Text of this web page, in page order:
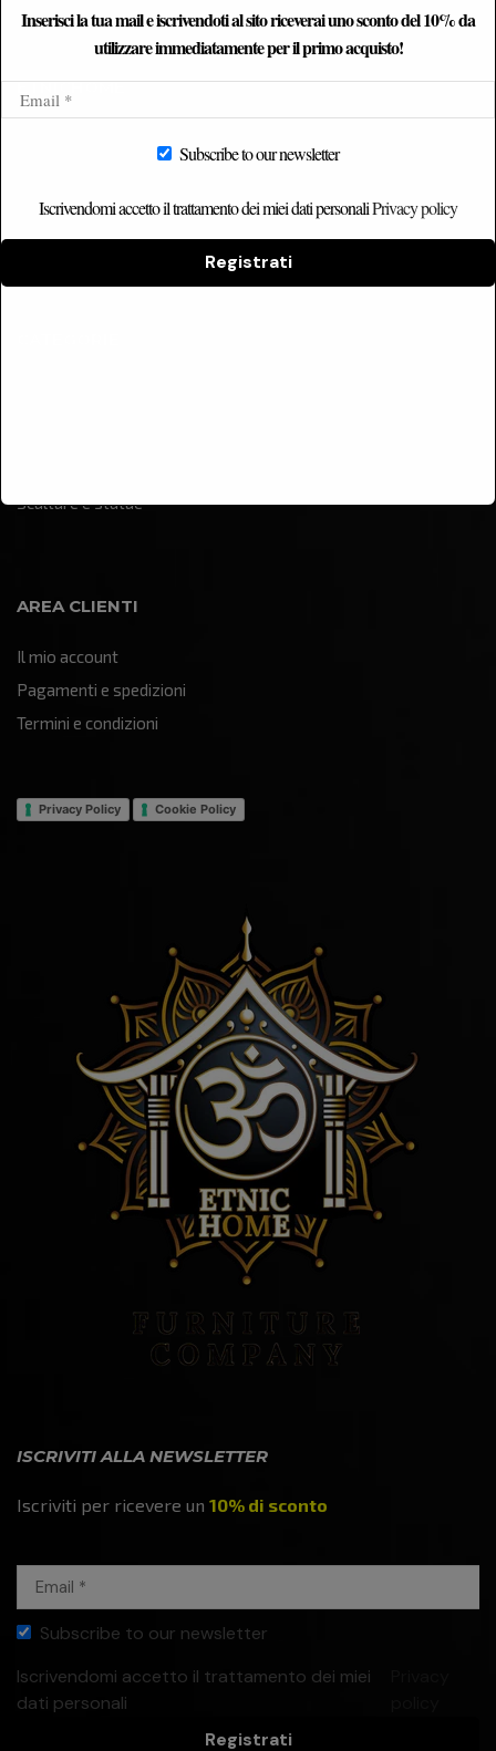
ETNICHOME
Catalogo
Contatti
Sculture e statue
AREA CLIENTI
Il mio account
Pagamenti e spedizioni
Termini e condizioni
Privacy Policy Cookie Policy
ISCRIVITI ALLA NEWSLETTER
Iscriviti per ricevere un 10% di sconto
Subscribe to our newsletter
Iscrivendomi accetto il trattamento dei miei
dati personali
Registrati
Inserisci la tua mail e iscrivendoti al sito riceverai uno sconto del 10% da
utilizzare immediatamente per il primo acquisto!
Subscribe to our newsletter
Iscrivendomi accetto il trattamento dei miei dati personaliPrivacy policy
Registrati